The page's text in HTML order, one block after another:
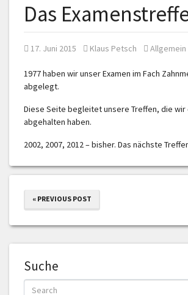
Das
Posted on
17. Juni 2015 Posted by
Klaus Petsch Posted in
Allgemein
1977 haben wir unser Examen im Fach
abgelegt.
Diese Seite begleitet unsere Treffen, die wir
abgehalten haben.
2002, 2007, 2012 – bisher. Das nächste
« PREVIOUS POST
Suche